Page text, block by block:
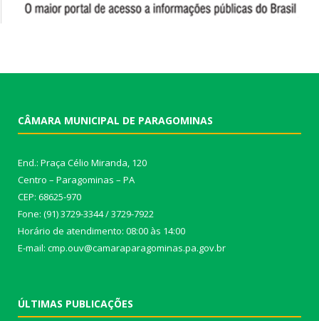
CÂMARA MUNICIPAL DE PARAGOMINAS
End.: Praça Célio Miranda, 120
Centro – Paragominas – PA
CEP: 68625-970
Fone: (91) 3729-3344 / 3729-7922
Horário de atendimento: 08:00 às 14:00
E-mail: cmp.ouv@camaraparagominas.pa.gov.br
ÚLTIMAS PUBLICAÇÕES